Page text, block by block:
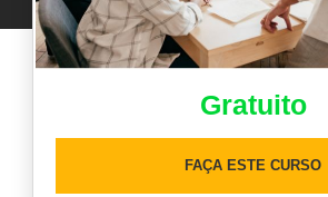
Gratuito
FAÇA ESTE CURSO